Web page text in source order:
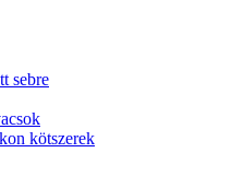
sebre
kötszerek